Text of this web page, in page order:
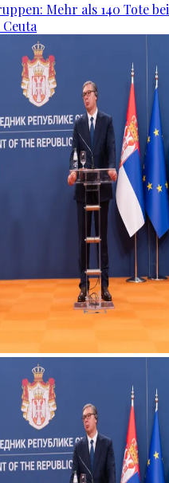
Mehr als 140 Tote bei